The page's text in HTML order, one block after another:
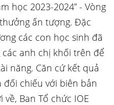
học 2023-2024” - Vòng
ấn tượng. Đặc
các con học sinh đã
anh chị khối trên để
năng. Căn cứ kết quả
chiếu với biên bản
Ban Tổ chức IOE